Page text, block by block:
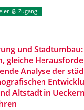
Zugang
und
gleiche
Analyse der
Altstadt in